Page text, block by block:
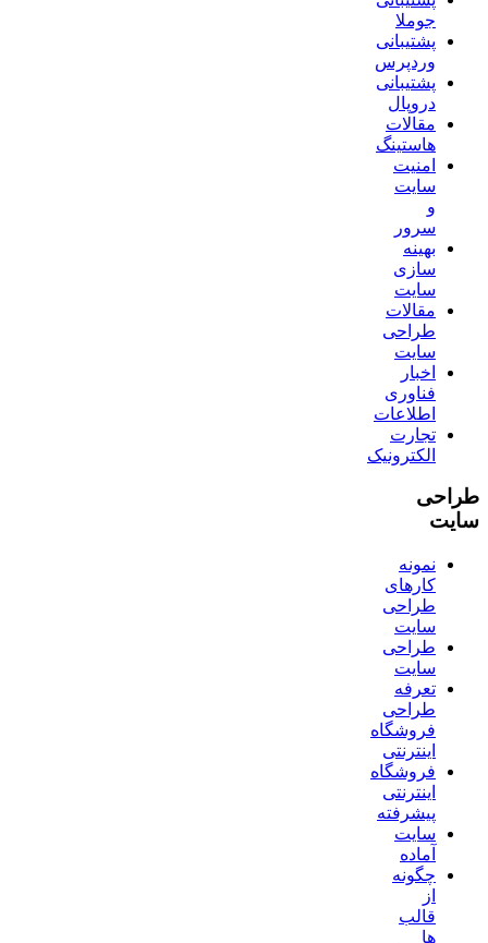
جوملا
پشتیبانی
وردپرس
پشتیبانی
دروپال
مقالات
هاستینگ
امنیت
سایت
و
سرور
بهینه
سازی
سایت
مقالات
طراحی
سایت
اخبار
فناوری
اطلاعات
تجارت
الکترونیک
طراحی
سایت
نمونه
کارهای
طراحی
سایت
طراحی
سایت
تعرفه
طراحی
فروشگاه
اینترنتی
فروشگاه
اینترنتی
پیشرفته
سایت
آماده
چگونه
از
قالب
ها